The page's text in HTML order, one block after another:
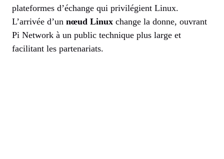
plateformes d’échange qui privilégient Linux.
L’arrivée d’un nœud Linux change la donne, ouvrant
Pi Network à un public technique plus large et
facilitant les partenariats.